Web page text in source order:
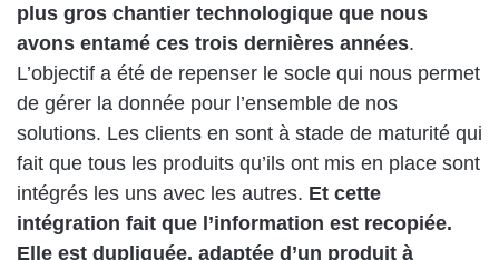
plus gros chantier technologique que nous
avons entamé ces trois dernières années.
L’objectif a été de repenser le socle qui nous permet
de gérer la donnée pour l’ensemble de nos
solutions. Les clients en sont à stade de maturité qui
fait que tous les produits qu’ils ont mis en place sont
intégrés les uns avec les autres. Et cette
intégration fait que l’information est recopiée.
Elle est dupliquée, adaptée d’un produit à